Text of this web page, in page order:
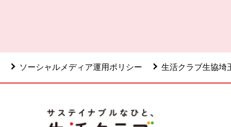
ソーシャルメディア運用ポリシー 生活クラブ生協埼